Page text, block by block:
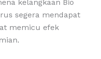
kelangkaan Bio
segera mendapat
memicu efek